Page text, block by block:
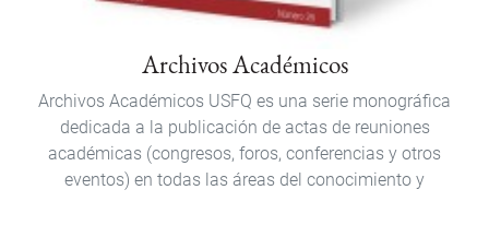
Archivos Académicos
Archivos Académicos USFQ es una serie monográfica
dedicada a la publicación de actas de reuniones
académicas (congresos, foros, conferencias y otros
eventos) en todas las áreas del conocimiento y